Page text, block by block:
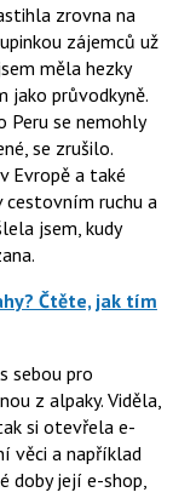
zrovna na
zájemců už
měla hezky
jako průvodkyně.
Peru se nemohly
se zrušilo.
Evropě a také
ruchu a
jsem, kudy
Čtěte, jak tím
sebou pro
z alpaky. Viděla,
si otevřela e-
věci a například
doby její e-shop,